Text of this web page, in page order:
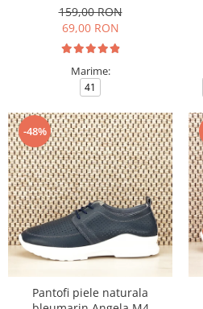
159,00 RON
69,00 RON
Marime:
41
-48%
Pantofi piele naturala